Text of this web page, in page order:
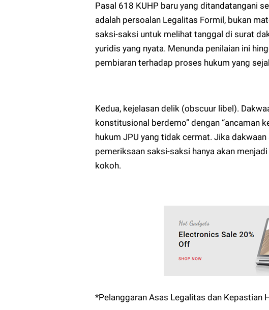
Pasal 618 KUHP baru yang ditandatangani
adalah persoalan Legalitas Formil, bukan
saksi-saksi untuk melihat tanggal di surat
yuridis yang nyata. Menunda penilaian ini
pembiaran terhadap proses hukum yang
Kedua, kejelasan delik (obscuur libel).
konstitusional berdemo” dengan “ancaman
hukum JPU yang tidak cermat. Jika
pemeriksaan saksi-saksi hanya akan
kokoh.
*Pelanggaran Asas Legalitas dan Kepastian